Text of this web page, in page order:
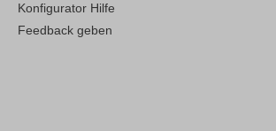
Konfigurator Hilfe
Feedback geben